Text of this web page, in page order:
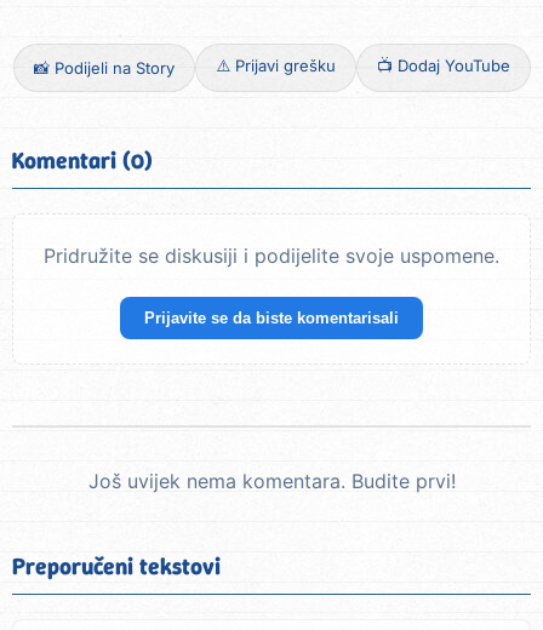
📸 Podijeli na Story ⚠️ Prijavi grešku 📺 Dodaj YouTube
Komentari (0)
Pridružite se diskusiji i podijelite svoje uspomene.
Prijavite se da biste komentarisali
Još uvijek nema komentara. Budite prvi!
Preporučeni tekstovi